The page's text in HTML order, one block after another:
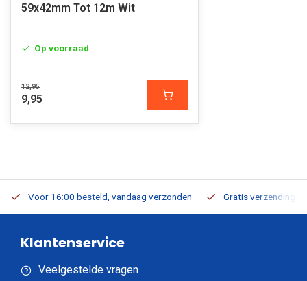
59x42mm Tot 12m Wit
Op voorraad
12,95
9,95
Voor 16:00 besteld, vandaag verzonden Gratis verzending
Klantenservice
Veelgestelde vragen